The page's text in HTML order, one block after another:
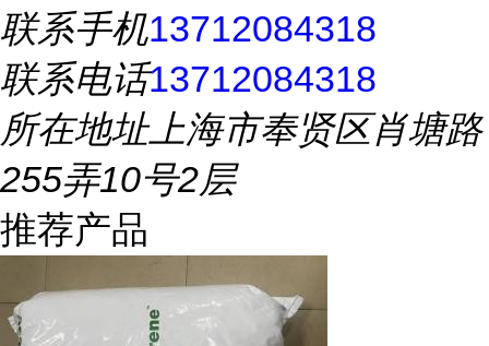
联系手机13712084318
联系电话13712084318
所在地址上海市奉贤区肖塘路
255弄10号2层
推荐产品